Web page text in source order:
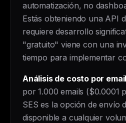
automatización, no
Estás obteniendo una API
requiere desarrollo
"gratuito" viene con una
tiempo para implementar
Análisis de costo por
por 1.000 emails ($0.0001
SES es la opción de envío
disponible a cualquier